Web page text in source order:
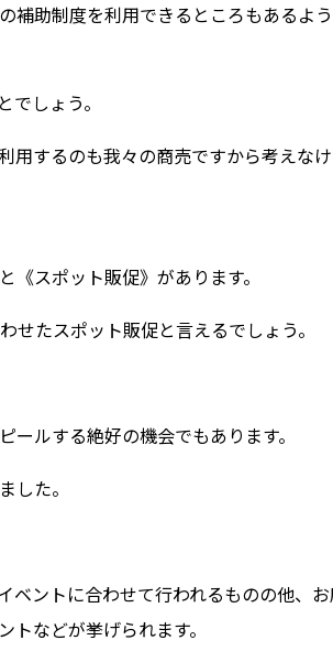
補助制度を利用できるところもあるよ
しょう。
するのも我々の商売ですから考えなけ
スポット販促》があります。
たスポット販促と言えるでしょう。
ルする絶好の機会でもあります。
した。
ントに合わせて行われるものの他、
などが挙げられます。